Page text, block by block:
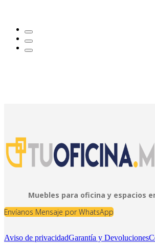
Muebles para oficina y espacios
Envíanos Mensaje por WhatsApp
Aviso de privacidadGarantía y Devoluciones